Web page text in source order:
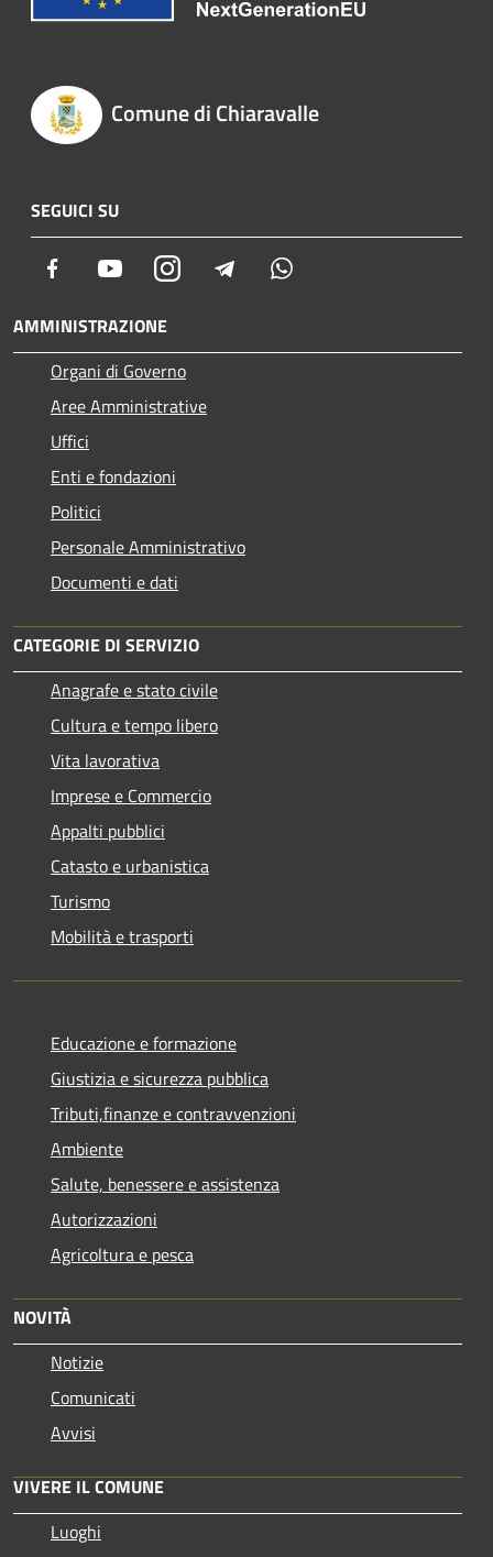
Comune di Chiaravalle
SEGUICI SU
Facebook YoutubeInstagram Telegram
AMMINISTRAZIONE
Organi di Governo
Aree Amministrative
Uffici
Enti e fondazioni
Politici
Personale Amministrativo
Documenti e dati
CATEGORIE DI SERVIZIO
Anagrafe e stato civile
Cultura e tempo libero
Vita lavorativa
Imprese e Commercio
Appalti pubblici
Catasto e urbanistica
Turismo
Mobilità e trasporti
Educazione e formazione
Giustizia e sicurezza pubblica
Tributi,finanze e contravvenzioni
Ambiente
Salute, benessere e assistenza
Autorizzazioni
Agricoltura e pesca
NOVITÀ
Notizie
Comunicati
Avvisi
VIVERE IL COMUNE
Luoghi